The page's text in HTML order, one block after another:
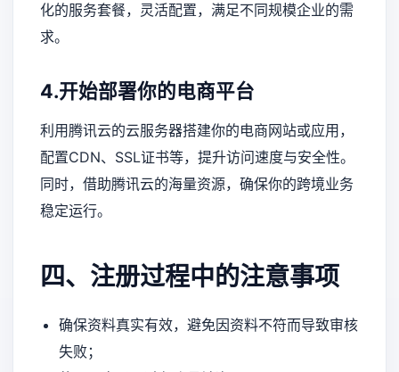
化的服务套餐，灵活配置，满足不同规模企业的需
求。
4.开始部署你的电商平台
利用腾讯云的云服务器搭建你的电商网站或应用，
配置CDN、SSL证书等，提升访问速度与安全性。
同时，借助腾讯云的海量资源，确保你的跨境业务
稳定运行。
四、注册过程中的注意事项
确保资料真实有效，避免因资料不符而导致审核
失败；